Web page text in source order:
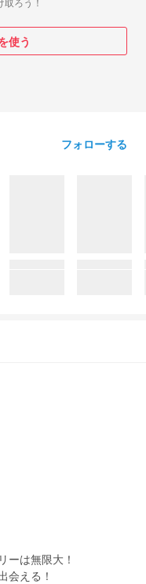
使う
フォローする
ーは無限大！
会える！